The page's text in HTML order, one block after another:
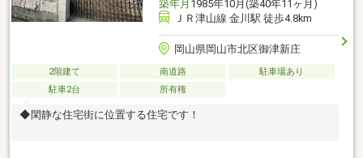
築年月 1985年10月(築40年11ヶ月)
ＪＲ津山線 金川駅 徒歩4.8km
岡山県岡山市北区御津新庄
2階建て 南道路
駐車場あり
駐車2台
所有権
◆閑静な住宅街に位置する住宅です！